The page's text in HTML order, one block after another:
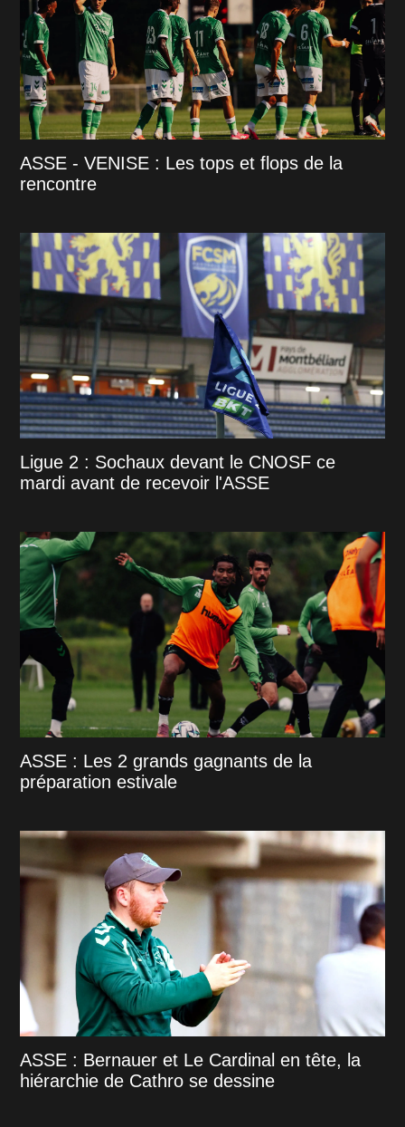
ASSE - VENISE : Les tops et flops de la
rencontre
Ligue 2 : Sochaux devant le CNOSF ce
mardi avant de recevoir l'ASSE
ASSE : Les 2 grands gagnants de la
préparation estivale
ASSE : Bernauer et Le Cardinal en tête, la
hiérarchie de Cathro se dessine